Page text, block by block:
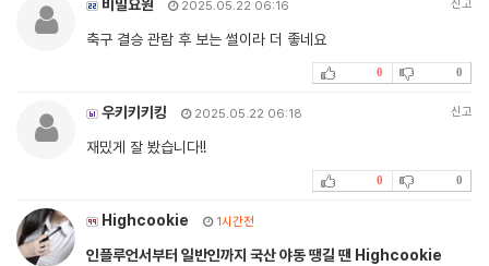
비밀요원 2025.05.22 06:16 신고
축구 결승 관람 후 보는 썰이라 더 좋네요
0 0
우키키키킹 2025.05.22 06:18 신고
재밌게 잘 봤습니다!!
0 0
Highcookie 1시간전
인플루언서부터 일반인까지 국산 야동 땡길 땐 Highcookie